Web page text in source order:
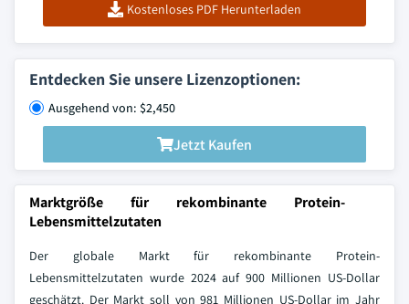
Kostenloses PDF Herunterladen
Entdecken Sie unsere Lizenzoptionen:
Ausgehend von: $2,450
Jetzt Kaufen
Marktgröße für rekombinante Protein-
Lebensmittelzutaten
Der globale Markt für rekombinante Protein-
Lebensmittelzutaten wurde 2024 auf 900 Millionen US-Dollar
geschätzt. Der Markt soll von 981 Millionen US-Dollar im Jahr